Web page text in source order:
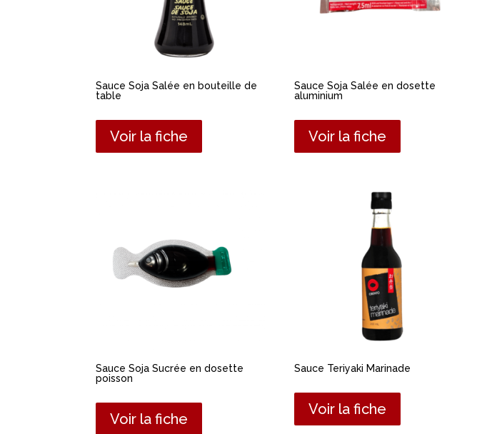
Sauce Soja Salée en bouteille de
table
Voir la fiche
Sauce Soja Salée en dosette
aluminium
Voir la fiche
Sauce Soja Sucrée en dosette
poisson
Voir la fiche
Sauce Teriyaki Marinade
Voir la fiche